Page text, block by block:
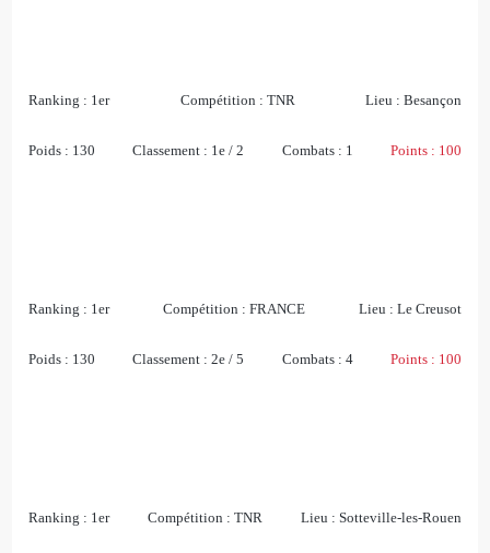
Ranking : 1er Compétition : TNR Lieu : Besançon
Poids : 130 Classement : 1e / 2 Combats : 1 Points : 100
Ranking : 1er Compétition : FRANCE Lieu : Le Creusot
Poids : 130 Classement :2e / 5 Combats : 4 Points : 100
Ranking : 1er Compétition : TNR Lieu : Sotteville-les-Rouen